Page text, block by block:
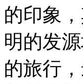
的印象
明的发
的旅行